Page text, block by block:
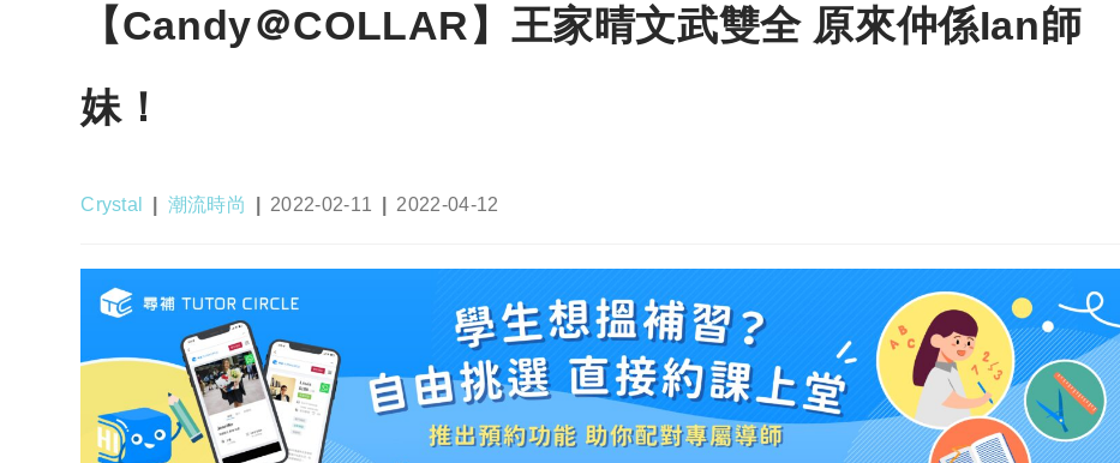
【Candy＠COLLAR】王家晴文武雙全 原來仲係Ian師
妹！
Post
Crystal
Post
潮流時尚
Post
2022-02-11
Post
2022-04-12